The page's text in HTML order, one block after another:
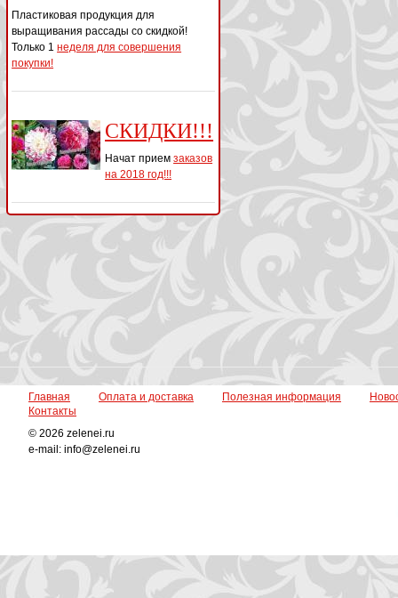
Пластиковая продукция для
выращивания рассады со скидкой!
Только 1неделя для совершения
покупки!
СКИДКИ!!!
Начат приемзаказов
на 2018 год!!!
Главная Оплата и доставка Полезная информация
Контакты
© 2026 zelenei.ru
e-mail: info@zelenei.ru